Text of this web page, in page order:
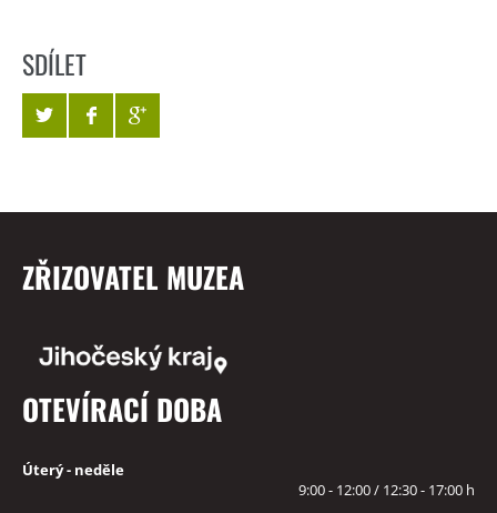
SDÍLET
ZŘIZOVATEL MUZEA
OTEVÍRACÍ DOBA
Úterý - neděle
9:00 - 12:00 / 12:30 - 17:00 h